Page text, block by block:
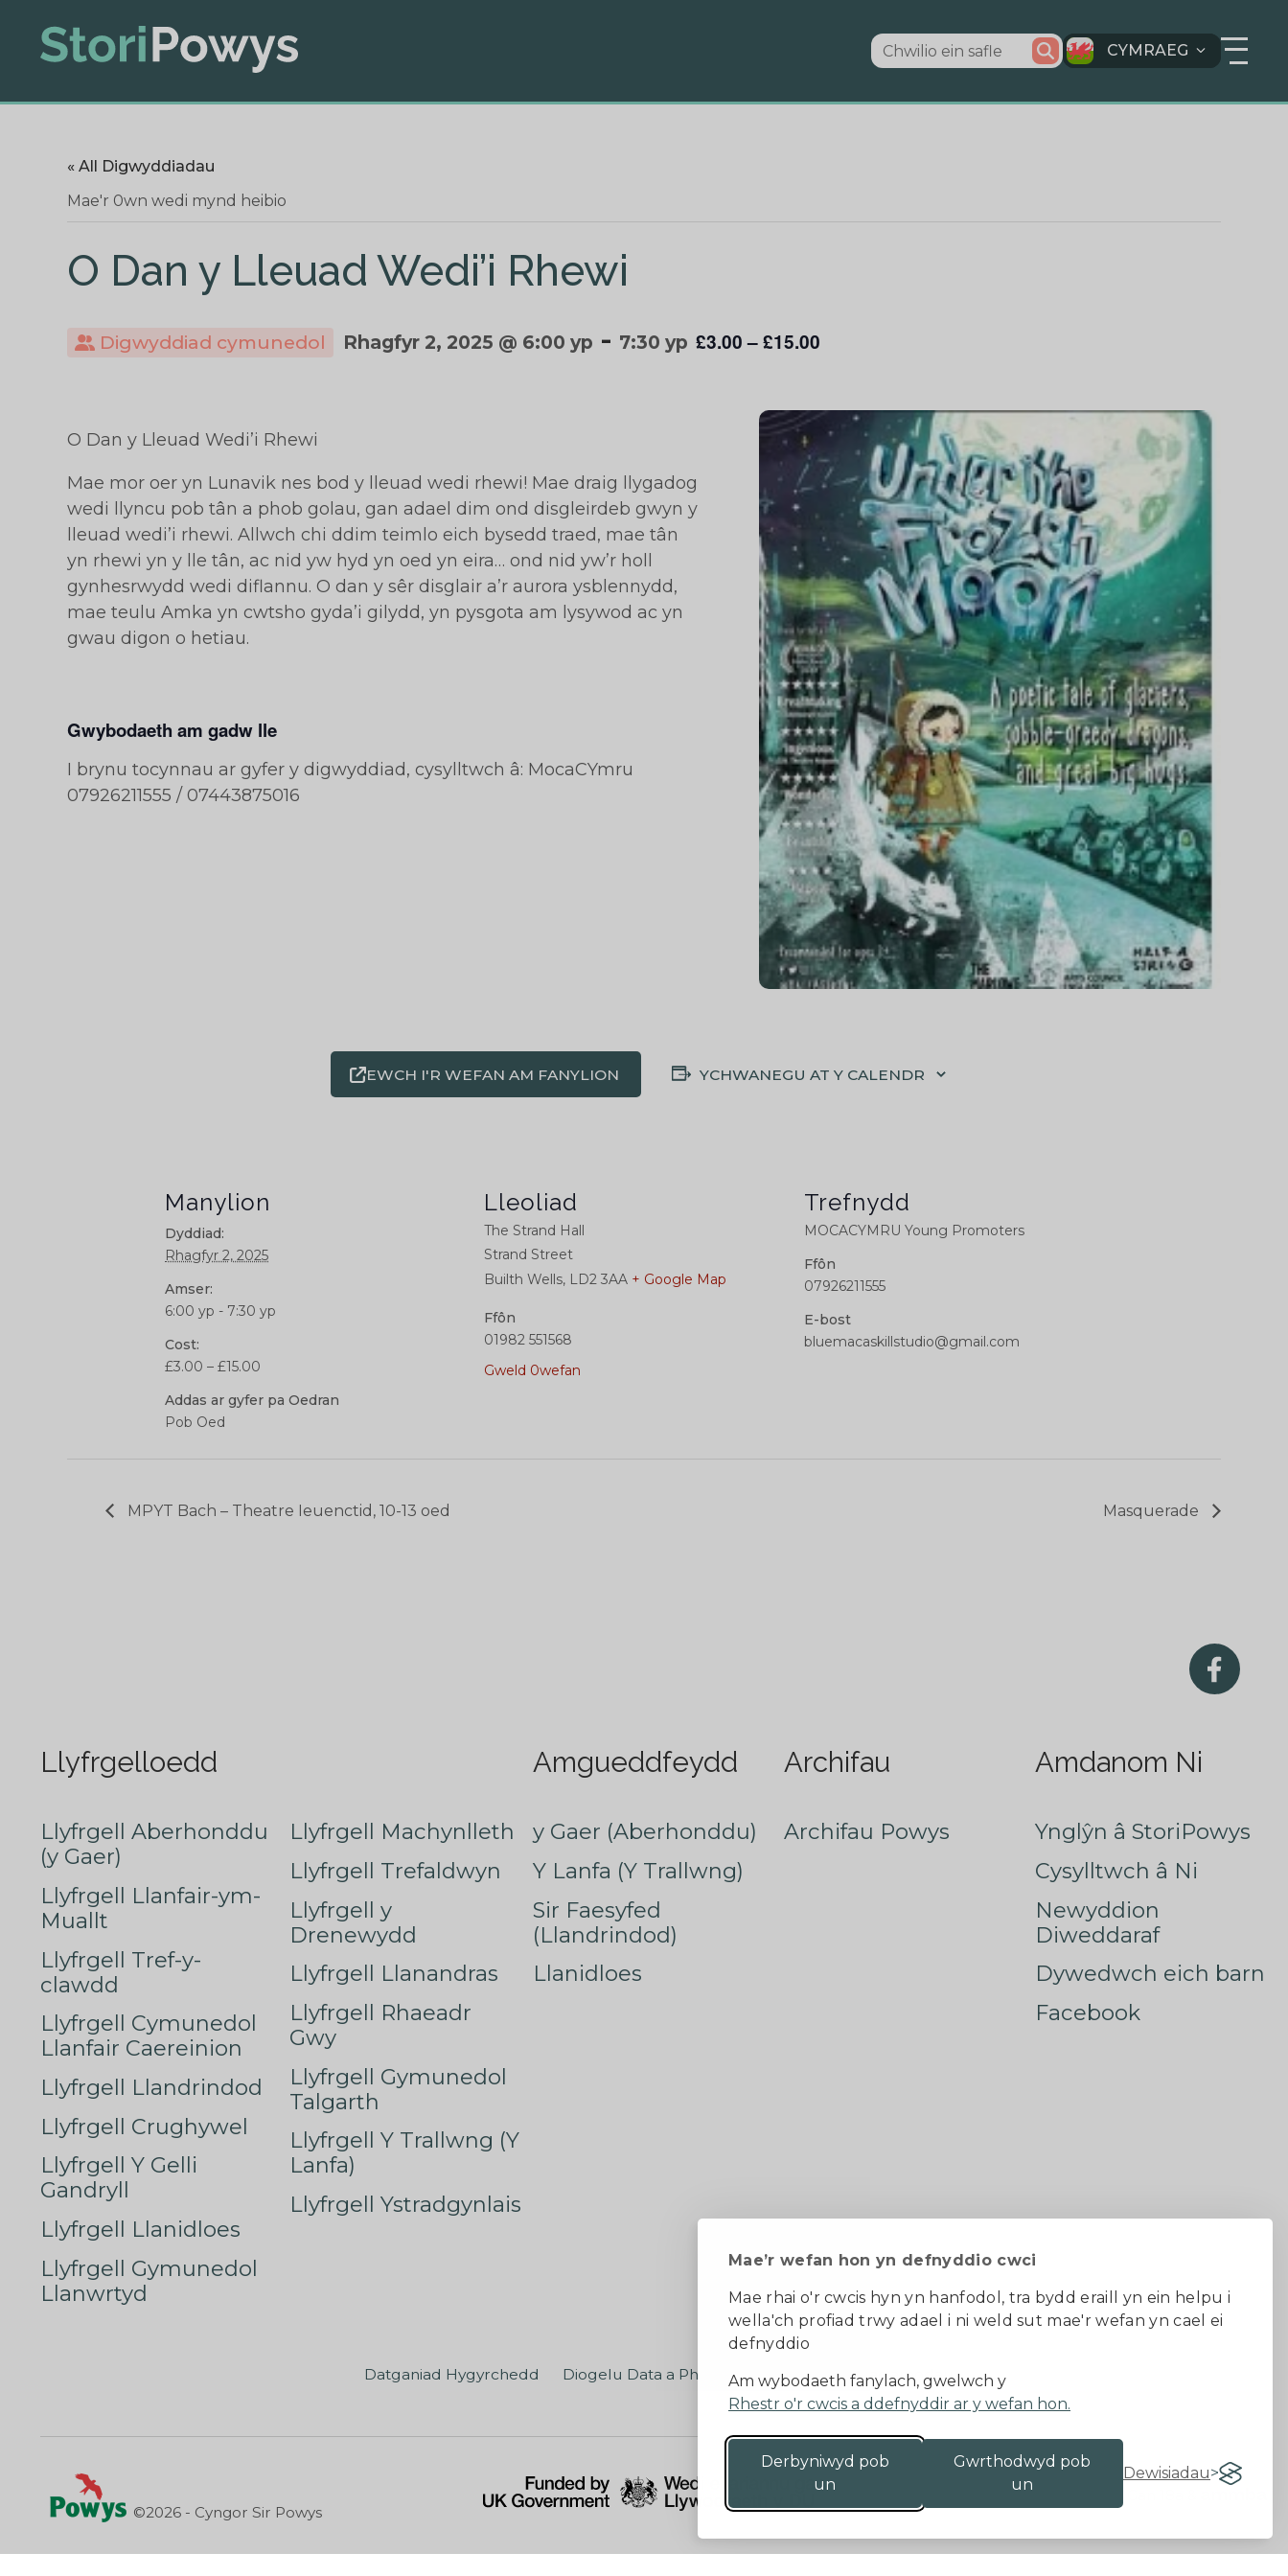
Mae’r wefan hon yn defnyddio cwci
Mae rhai o'r cwcis hyn yn hanfodol, tra bydd eraill yn ein helpu i
wella'ch profiad trwy adael i ni weld sut mae'r wefan yn cael ei
defnyddio
Am wybodaeth fanylach, gwelwch y
Rhestr o'r cwcis a ddefnyddir ar y wefan hon.
Derbyniwyd pob
un
Gwrthodwyd pob
un
Dewisiadau
CYMRAEG
« All Digwyddiadau
Mae'r 0wn wedi mynd heibio
O Dan y Lleuad Wedi’i Rhewi
Digwyddiad cymunedol Rhagfyr 2, 2025 @ 6:00 yp - 7:30 yp £3.00 – £15.00
O Dan y Lleuad Wedi’i Rhewi
Mae mor oer yn Lunavik nes bod y lleuad wedi rhewi! Mae draig llygadog
wedi llyncu pob tân a phob golau, gan adael dim ond disgleirdeb gwyn y
lleuad wedi’i rhewi. Allwch chi ddim teimlo eich bysedd traed, mae tân
yn rhewi yn y lle tân, ac nid yw hyd yn oed yn eira… ond nid yw’r holl
gynhesrwydd wedi diflannu. O dan y sêr disglair a’r aurora ysblennydd,
mae teulu Amka yn cwtsho gyda’i gilydd, yn pysgota am lysywod ac yn
gwau digon o hetiau.
Gwybodaeth am gadw lle
I brynu tocynnau ar gyfer y digwyddiad, cysylltwch â: MocaCYmru
07926211555 / 07443875016
EWCH I'R WEFAN AM FANYLION YCHWANEGU AT Y CALENDR
Manylion
Dyddiad:
Rhagfyr 2, 2025
Amser:
6:00 yp - 7:30 yp
Cost:
£3.00 – £15.00
Addas ar gyfer pa Oedran
Pob Oed
Lleoliad
The Strand Hall
Strand Street
Builth Wells, LD2 3AA + Google Map
Ffôn
01982 551568
Gweld 0wefan
Trefnydd
MOCACYMRU Young Promoters
Ffôn
07926211555
E-bost
bluemacaskillstudio@gmail.com
MPYT Bach – Theatre Ieuenctid, 10-13 oed Masquerade
Llyfrgelloedd
Llyfrgell Aberhonddu
(y Gaer)
Llyfrgell Llanfair-ym-
Muallt
Llyfrgell Tref-y-
clawdd
Llyfrgell Cymunedol
Llanfair Caereinion
Llyfrgell Llandrindod
Llyfrgell Crughywel
Llyfrgell Y Gelli
Gandryll
Llyfrgell Llanidloes
Llyfrgell Gymunedol
Llanwrtyd
Llyfrgell Machynlleth
Llyfrgell Trefaldwyn
Llyfrgell y
Drenewydd
Llyfrgell Llanandras
Llyfrgell Rhaeadr
Gwy
Llyfrgell Gymunedol
Talgarth
Llyfrgell Y Trallwng (Y
Lanfa)
Llyfrgell Ystradgynlais
Amgueddfeydd
y Gaer (Aberhonddu)
Y Lanfa (Y Trallwng)
Sir Faesyfed
(Llandrindod)
Llanidloes
Archifau
Archifau Powys
Amdanom Ni
Ynglŷn â StoriPowys
Cysylltwch â Ni
Newyddion
Diweddaraf
Dywedwch eich barn
Facebook
Datganiad Hygyrchedd Diogelu Data a Phreifatrwydd Telerau ac amodau
©2026 - Cyngor Sir Powys